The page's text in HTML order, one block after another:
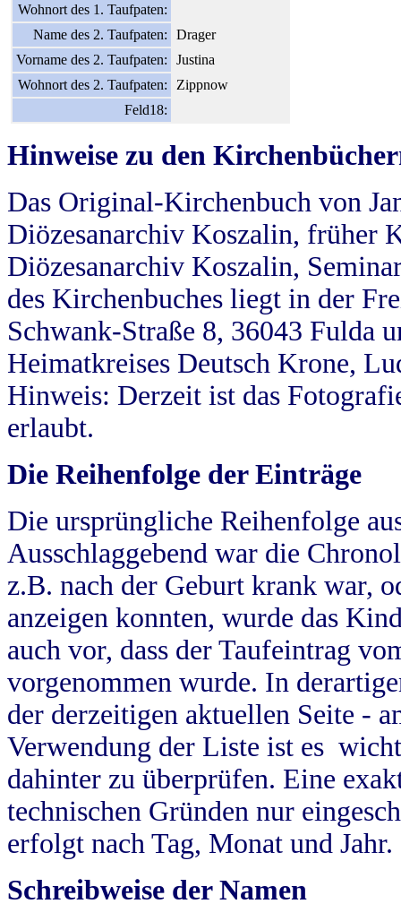
Wohnort des 1. Taufpaten:
Name des 2. Taufpaten:
Drager
Vorname des 2. Taufpaten:
Justina
Wohnort des 2. Taufpaten:
Zippnow
Feld18:
Hinweise zu den
Das Original-Kirchenbuch von
Diözesanarchiv Koszalin, früher
Diözesanarchiv Koszalin,
des Kirchenbuches liegt in der
Schwank-Straße 8, 36043 Fulda
Heimatkreises Deutsch Krone,
Hinweis: Derzeit ist das
erlaubt.
Die Reihenfolge der Einträge
Die ursprüngliche Reihenfolge
Ausschlaggebend war die
z.B. nach der Geburt krank war,
anzeigen konnten, wurde das
auch vor, dass der Taufeintrag
vorgenommen wurde. In
der derzeitigen aktuellen Seite -
Verwendung der Liste ist es
dahinter zu überprüfen. Eine
technischen Gründen nur
erfolgt nach Tag, Monat und Jahr.
Schreibweise der Namen